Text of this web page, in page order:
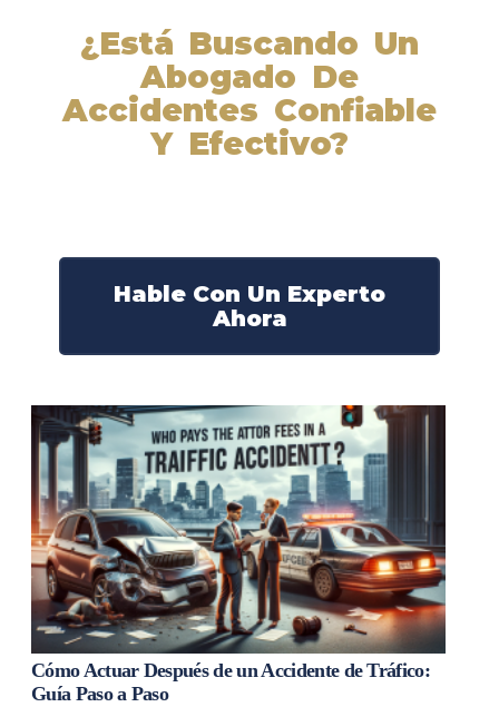
¿Está Buscando Un
Abogado De
Accidentes Confiable
Y Efectivo?
Hable Con Un Experto
Ahora
Cómo Actuar Después de un Accidente de Tráfico:
Guía Paso a Paso